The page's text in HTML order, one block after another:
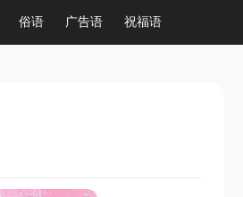
俗语 广告语 祝福语